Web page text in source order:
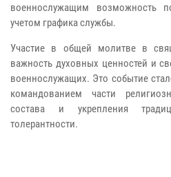
военнослужащим возможность
учетом графика службы.
Участие в общей молитве в
важность духовных ценностей и
военнослужащих. Это событие
командованием части
состава и укрепления
толерантности.